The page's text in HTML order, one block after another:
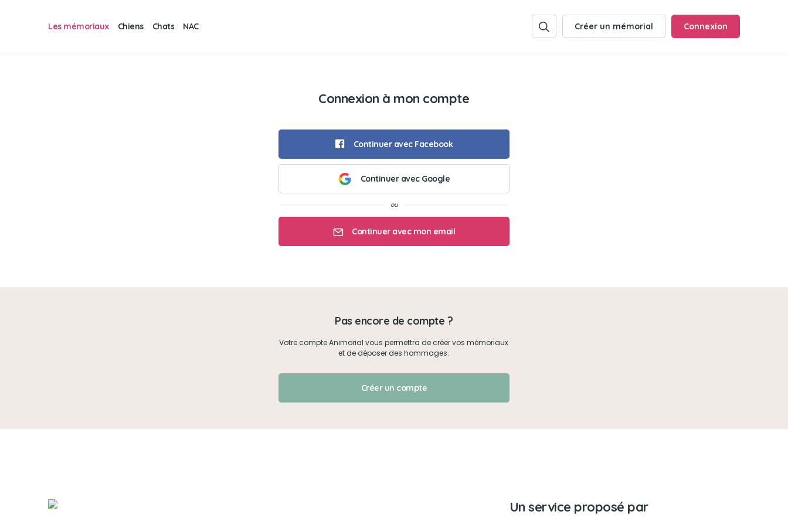
Les mémoriaux Chiens Chats NAC Créer un mémorial Connexion
Connexion à mon compte
Continuer avec Facebook
Continuer avec Google
Continuer avec mon email
Pas encore de compte ?
Votre compte Animorial vous permettra de créer vos mémoriaux
et de déposer des hommages.
Créer un compte
Un service proposé par